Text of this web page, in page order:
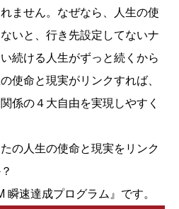
ません。なぜなら、人生の使
いと、行き先設定してないナ
続ける人生がずっと続くから
使命と現実がリンクすれば、
係の４大自由を実現しやすく
の人生の使命と現実をリンク
瞬速達成プログラム』です。